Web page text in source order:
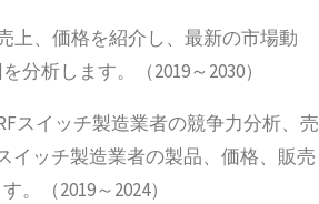
上、価格を紹介し、最新の市場動
析します。（2019～2030）
スイッチ製造業者の競争力分析、売
イッチ製造業者の製品、価格、販売
（2019～2024）